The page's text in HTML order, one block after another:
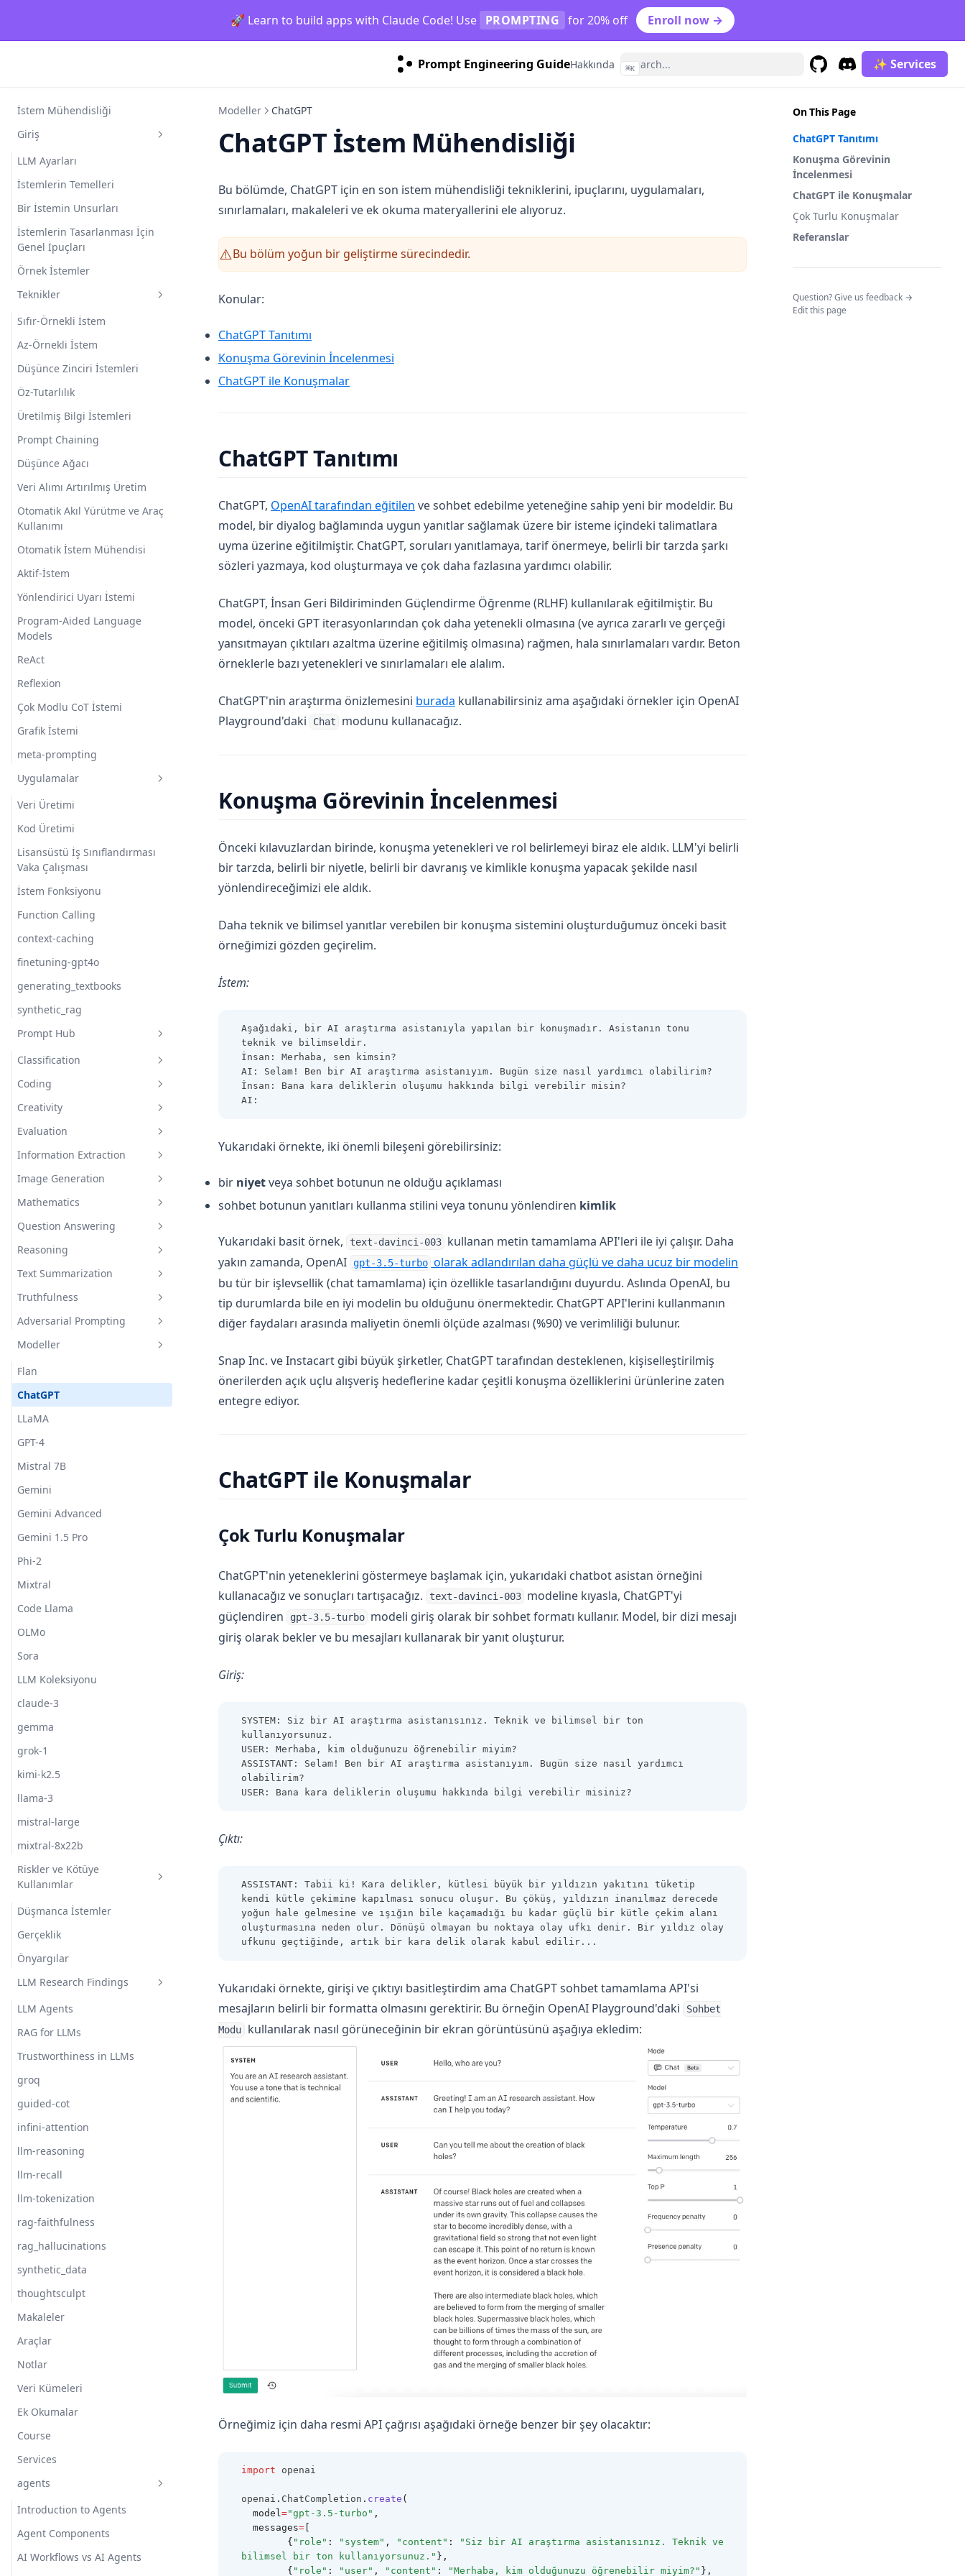
🚀 Learn to build apps with Claude Code! Use PROMPTING for 20% off Enroll now →
Prompt Engineering GuideHakkında ⌘K
(opens in a new tab)
Discord
(opens in a new tab)
✨ Services
İstem Mühendisliği
Giriş
LLM Ayarları
İstemlerin Temelleri
Bir İstemin Unsurları
İstemlerin Tasarlanması İçin
Genel İpuçları
Örnek İstemler
Teknikler
Sıfır-Örnekli İstem
Az-Örnekli İstem
Düşünce Zinciri İstemleri
Öz-Tutarlılık
Üretilmiş Bilgi İstemleri
Prompt Chaining
Düşünce Ağacı
Veri Alımı Artırılmış Üretim
Otomatik Akıl Yürütme ve Araç
Kullanımı
Otomatik İstem Mühendisi
Aktif-İstem
Yönlendirici Uyarı İstemi
Program-Aided Language
Models
ReAct
Reflexion
Çok Modlu CoT İstemi
Grafik İstemi
meta-prompting
Uygulamalar
Veri Üretimi
Kod Üretimi
Lisansüstü İş Sınıflandırması
Vaka Çalışması
İstem Fonksiyonu
Function Calling
context-caching
finetuning-gpt4o
generating_textbooks
synthetic_rag
Prompt Hub
Classification
Sentiment Classification
Few-Shot Sentiment
Classification
Coding
Generate Code Snippet
Generate MySQL Query
Draw TiKZ Diagram
Creativity
Rhymes
Infinite Primes
Interdisciplinary
Inventing New Words
Evaluation
Evaluate Plato's Dialogue
Information Extraction
Extract Model Names
Image Generation
Draw a Person Using Alphabet
Mathematics
Evaluating Composite
Functions
Adding Odd Numbers
Question Answering
Closed Domain Question
Answering
Open Domain Question
Science Question Answering
Reasoning
Indirect Reasoning
Physical Reasoning
Text Summarization
Explain A Concept
Truthfulness
Hallucination Identification
Adversarial Prompting
Prompt Injection
Prompt Leaking
Jailbreaking
Modeller
Flan
ChatGPT
LLaMA
GPT-4
Mistral 7B
Gemini
Gemini Advanced
Gemini 1.5 Pro
Phi-2
Mixtral
Code Llama
OLMo
Sora
LLM Koleksiyonu
claude-3
gemma
grok-1
kimi-k2.5
llama-3
mistral-large
mixtral-8x22b
Riskler ve Kötüye
Kullanımlar
Düşmanca İstemler
Gerçeklik
Önyargılar
LLM Research Findings
LLM Agents
RAG for LLMs
Trustworthiness in LLMs
groq
guided-cot
infini-attention
llm-reasoning
llm-recall
llm-tokenization
rag-faithfulness
rag_hallucinations
synthetic_data
thoughtsculpt
Makaleler
Araçlar
Notlar
Veri Kümeleri
Ek Okumalar
Course
Services
agents
Introduction to Agents
Agent Components
AI Workflows vs AI Agents
On This Page
ChatGPT Tanıtımı
Konuşma Görevinin
İncelenmesi
ChatGPT ile Konuşmalar
Çok Turlu Konuşmalar
Referanslar
Question? Give us feedback →
Edit this page
Modeller ChatGPT
ChatGPT İstem Mühendisliği
Bu bölümde, ChatGPT için en son istem mühendisliği tekniklerini, ipuçlarını, uygulamaları,
sınırlamaları, makaleleri ve ek okuma materyallerini ele alıyoruz.
⚠️Bu bölüm yoğun bir geliştirme sürecindedir.
Konular:
ChatGPT Tanıtımı
Konuşma Görevinin İncelenmesi
ChatGPT ile Konuşmalar
ChatGPT Tanıtımı
ChatGPT, OpenAI tarafından eğitilen (opens in a new tab)
ve sohbet edebilme yeteneğine sahip yeni bir modeldir. Bu
model, bir diyalog bağlamında uygun yanıtlar sağlamak üzere bir isteme içindeki talimatlara
uyma üzerine eğitilmiştir. ChatGPT, soruları yanıtlamaya, tarif önermeye, belirli bir tarzda şarkı
sözleri yazmaya, kod oluşturmaya ve çok daha fazlasına yardımcı olabilir.
ChatGPT, İnsan Geri Bildiriminden Güçlendirme Öğrenme (RLHF) kullanılarak eğitilmiştir. Bu
model, önceki GPT iterasyonlarından çok daha yetenekli olmasına (ve ayrıca zararlı ve gerçeği
yansıtmayan çıktıları azaltma üzerine eğitilmiş olmasına) rağmen, hala sınırlamaları vardır. Beton
örneklerle bazı yetenekleri ve sınırlamaları ele alalım.
ChatGPT'nin araştırma önizlemesini burada kullanabilirsiniz ama aşağıdaki örnekler için OpenAI
Playground'daki
Chat modunu kullanacağız.
Konuşma Görevinin İncelenmesi
Önceki kılavuzlardan birinde, konuşma yetenekleri ve rol belirlemeyi biraz ele aldık. LLM'yi belirli
bir tarzda, belirli bir niyetle, belirli bir davranış ve kimlikle konuşma yapacak şekilde nasıl
yönlendireceğimizi ele aldık.
Daha teknik ve bilimsel yanıtlar verebilen bir konuşma sistemini oluşturduğumuz önceki basit
örneğimizi gözden geçirelim.
İstem:
Aşağıdaki, bir AI araştırma asistanıyla yapılan bir konuşmadır. Asistanın tonu
teknik ve bilimseldir.
İnsan: Merhaba, sen kimsin?
AI: Selam! Ben bir AI araştırma asistanıyım. Bugün size nasıl yardımcı olabilirim?
İnsan: Bana kara deliklerin oluşumu hakkında bilgi verebilir misin?
AI:
Yukarıdaki örnekte, iki önemli bileşeni görebilirsiniz:
bir niyetveya sohbet botunun ne olduğu açıklaması
sohbet botunun yanıtları kullanma stilini veya tonunu yönlendiren kimlik
Yukarıdaki basit örnek, text-davinci-003 kullanan metin tamamlama API'leri ile iyi çalışır. Daha
yakın zamanda, OpenAI gpt-3.5-turbo olarak adlandırılan daha güçlü ve daha ucuz bir modelin
bu tür bir işlevsellik (chat tamamlama) için özellikle tasarlandığını duyurdu. Aslında OpenAI, bu
tip durumlarda bile en iyi modelin bu olduğunu önermektedir. ChatGPT API'lerini kullanmanın
diğer faydaları arasında maliyetin önemli ölçüde azalması (%90) ve verimliliği bulunur.
Snap Inc. ve Instacart gibi büyük şirketler, ChatGPT tarafından desteklenen, kişiselleştirilmiş
önerilerden açık uçlu alışveriş hedeflerine kadar çeşitli konuşma özelliklerini ürünlerine zaten
entegre ediyor.
ChatGPT ile Konuşmalar
Çok Turlu Konuşmalar
ChatGPT'nin yeteneklerini göstermeye başlamak için, yukarıdaki chatbot asistan örneğini
kullanacağız ve sonuçları tartışacağız.
text-davinci-003 modeline kıyasla, ChatGPT'yi
güçlendiren
gpt-3.5-turbo modeli giriş olarak bir sohbet formatı kullanır. Model, bir dizi mesajı
giriş olarak bekler ve bu mesajları kullanarak bir yanıt oluşturur.
Giriş:
SYSTEM: Siz bir AI araştırma asistanısınız. Teknik ve bilimsel bir ton
kullanıyorsunuz.
USER: Merhaba, kim olduğunuzu öğrenebilir miyim?
ASSISTANT: Selam! Ben bir AI araştırma asistanıyım. Bugün size nasıl yardımcı
olabilirim?
USER: Bana kara deliklerin oluşumu hakkında bilgi verebilir misiniz?
Çıktı:
ASSISTANT: Tabii ki! Kara delikler, kütlesi büyük bir yıldızın yakıtını tüketip
kendi kütle çekimine kapılması sonucu oluşur. Bu çöküş, yıldızın inanılmaz derecede
yoğun hale gelmesine ve ışığın bile kaçamadığı bu kadar güçlü bir kütle çekim alanı
oluşturmasına neden olur. Dönüşü olmayan bu noktaya olay ufkı denir. Bir yıldız olay
ufkunu geçtiğinde, artık bir kara delik olarak kabul edilir...
Yukarıdaki örnekte, girişi ve çıktıyı basitleştirdim ama ChatGPT sohbet tamamlama API'si
mesajların belirli bir formatta olmasını gerektirir. Bu örneğin OpenAI Playground'daki
Sohbet
Modu
kullanılarak nasıl görüneceğinin bir ekran görüntüsünü aşağıya ekledim:
Örneğimiz için daha resmi API çağrısı aşağıdaki örneğe benzer bir şey olacaktır:
import openai
openai . ChatCompletion . create (
  model
="gpt-3.5-turbo" ,
  messages
=
        {
"role" : "system" , "content" :
"Siz bir AI araştırma asistanısınız. Teknik ve
bilimsel bir ton kullanıyorsunuz." },
        {
"role" : "user" , "content" : "Merhaba, kim olduğunuzu öğrenebilir miyim?" },